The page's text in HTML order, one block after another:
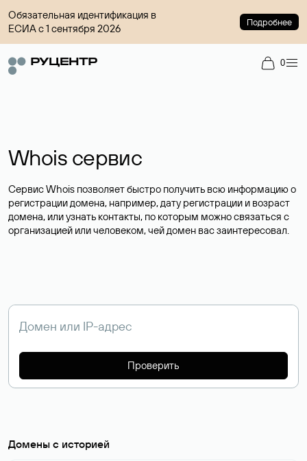
Обязательная идентификация в
ЕСИА с 1 сентября 2026
Подробнее
0
Whois сервис
Сервис Whois позволяет быстро получить всю информацию о
регистрации домена, например, дату регистрации и возраст
домена, или узнать контакты, по которым можно связаться с
организацией или человеком, чей домен вас заинтересовал.
Проверить
Домены с историей